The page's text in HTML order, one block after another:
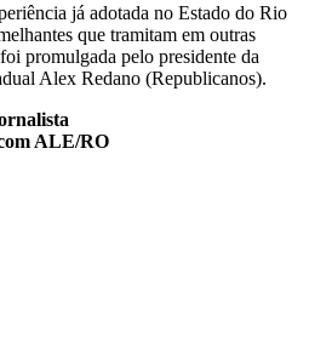
já adotada no Estado do Rio
que tramitam em outras
promulgada pelo presidente da
Alex Redano (Republicanos).
ALE/RO